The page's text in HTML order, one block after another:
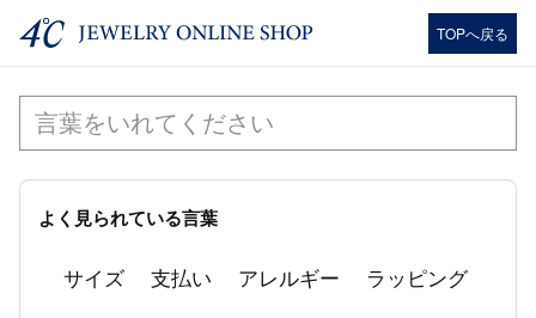
TOPへ戻る
よく見られている言葉
サイズ 支払い アレルギー
ラッピング